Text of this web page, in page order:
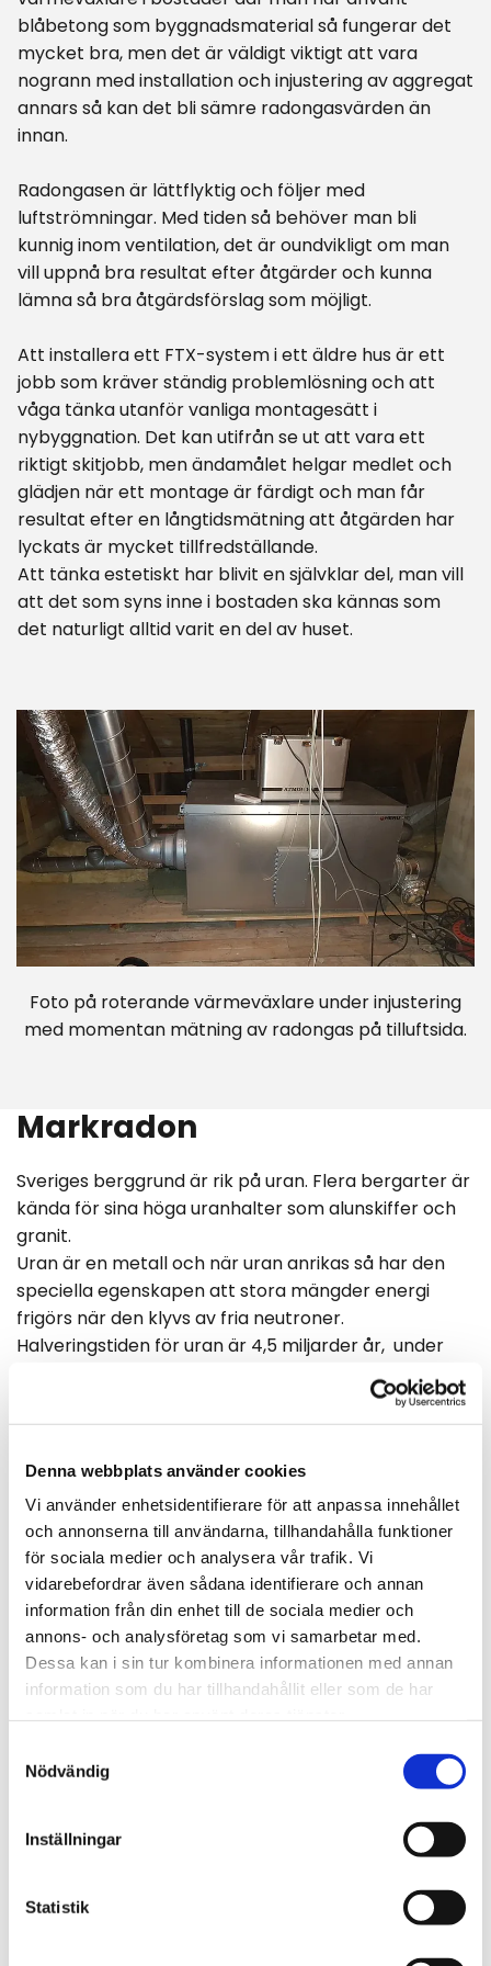
Denna webbplats använder cookies
Vi använder enhetsidentifierare för att anpassa innehållet
och annonserna till användarna, tillhandahålla funktioner
för sociala medier och analysera vår trafik. Vi
vidarebefordrar även sådana identifierare och annan
information från din enhet till de sociala medier och
annons- och analysföretag som vi samarbetar med.
Dessa kan i sin tur kombinera informationen med annan
information som du har tillhandahållit eller som de har
Nödvändig
Inställningar
Statistik
blåbetong som byggnadsmaterial så fungerar det
mycket bra, men det är väldigt viktigt att vara
nogrann med installation och injustering av aggregat
annars så kan det bli sämre radongasvärden än
innan.
Radongasen är lättflyktig och följer med
luftströmningar. Med tiden så behöver man bli
kunnig inom ventilation, det är oundvikligt om man
vill uppnå bra resultat efter åtgärder och kunna
lämna så bra åtgärdsförslag som möjligt.
Att installera ett FTX-system i ett äldre hus är ett
jobb som kräver ständig problemlösning och att
våga tänka utanför vanliga montagesätt i
nybyggnation. Det kan utifrån se ut att vara ett
riktigt skitjobb, men ändamålet helgar medlet och
glädjen när ett montage är färdigt och man får
resultat efter en långtidsmätning att åtgärden har
lyckats är mycket tillfredställande.
Att tänka estetiskt har blivit en självklar del, man vill
att det som syns inne i bostaden ska kännas som
det naturligt alltid varit en del av huset.
Foto på roterande värmeväxlare under injustering
med momentan mätning av radongas på tilluftsida.
Markradon
Sveriges berggrund är rik på uran. Flera bergarter är
kända för sina höga uranhalter som alunskiffer och
granit.
Uran är en metall och när uran anrikas så har den
speciella egenskapen att stora mängder energi
frigörs när den klyvs av fria neutroner.
Halveringstiden för uran är 4,5 miljarder år, under
sönderfallstiden bildas radium som har en
sönderfallstiden bildas radongasen (Rn) med en
Om radongas från marken kommer in i ett hus så
kan radongasvärdet bli högt, det högsta värdet som
jag varit med om i inomhusluften är 1500 Bq.
Lättbetong (blåbetong) i byggnadsmaterial började
användas 1928 när de första bruken för tillverkning